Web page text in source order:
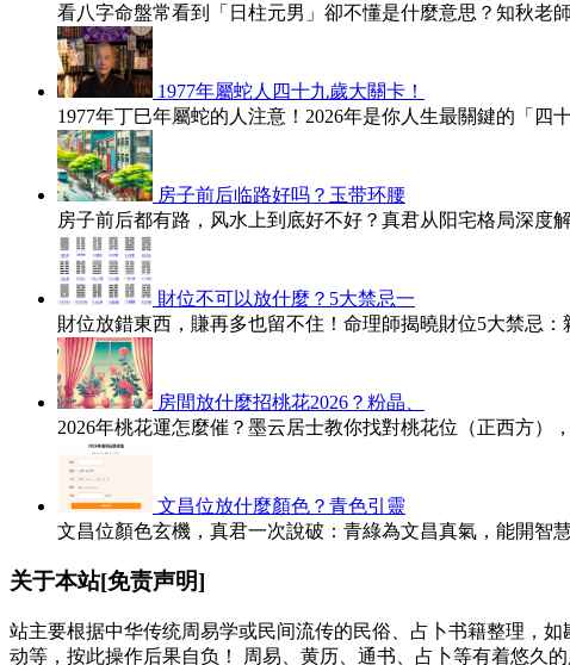
看八字命盤常看到「日柱元男」卻不懂是什麼意思？知秋老
1977年屬蛇人四十九歲大關卡！
1977年丁巳年屬蛇的人注意！2026年是你人生最關鍵的「四
房子前后临路好吗？玉带环腰
房子前后都有路，风水上到底好不好？真君从阳宅格局深度
財位不可以放什麼？5大禁忌一
財位放錯東西，賺再多也留不住！命理師揭曉財位5大禁忌：
房間放什麼招桃花2026？粉晶、
2026年桃花運怎麼催？墨云居士教你找對桃花位（正西方）
文昌位放什麼顏色？青色引靈
文昌位顏色玄機，真君一次說破：青綠為文昌真氣，能開智慧
关于本站[免责声明]
站主要根据中华传统周易学或民间流传的民俗、占卜书籍整理，
动等，按此操作后果自负！ 周易、黄历、通书、占卜等有着悠久